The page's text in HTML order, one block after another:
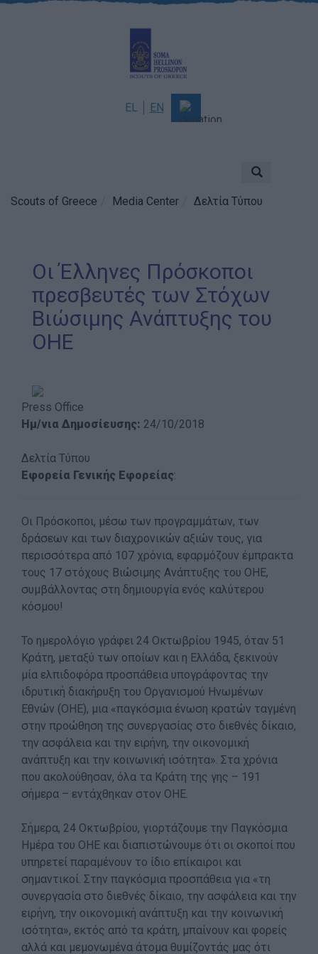
EL EN
Governance
Sponsors & Supporters
Awards & Distinctions
Our work
Scouting Program
Learning by Doing
Sustainable Development Goals
#HeForShe
How to participate
Scout Centers
Announcements
Contact
Media Center
Photo Gallery
Logos
Scouts of Greece Media Center Δελτία Τύπου
Οι Έλληνες Πρόσκοποι
πρεσβευτές των Στόχων
Βιώσιμης Ανάπτυξης του
ΟΗΕ
Press Office
Ημ/νια Δημοσίευσης: 24/10/2018
Δελτία Τύπου
Εφορεία Γενικής Εφορείας:
Οι Πρόσκοποι, μέσω των προγραμμάτων, των
δράσεων και των διαχρονικών αξιών τους, για
περισσότερα από 107 χρόνια, εφαρμόζουν έμπρακτα
τους 17 στόχους Βιώσιμης Ανάπτυξης του ΟΗΕ,
συμβάλλοντας στη δημιουργία ενός καλύτερου
κόσμου!
Το ημερολόγιο γράφει 24 Οκτωβρίου 1945, όταν 51
Κράτη, μεταξύ των οποίων και η Ελλάδα, ξεκινούν
μία ελπιδοφόρα προσπάθεια υπογράφοντας την
ιδρυτική διακήρυξη του Οργανισμού Ηνωμένων
Εθνών (ΟΗΕ), μια «παγκόσμια ένωση κρατών ταγμένη
στην προώθηση της συνεργασίας στο διεθνές δίκαιο,
την ασφάλεια και την ειρήνη, την οικονομική
ανάπτυξη και την κοινωνική ισότητα». Στα χρόνια
που ακολούθησαν, όλα τα Κράτη της γης – 191
σήμερα – εντάχθηκαν στον ΟΗΕ.
Σήμερα, 24 Οκτωβρίου, γιορτάζουμε την Παγκόσμια
Ημέρα του ΟΗΕ και διαπιστώνουμε ότι οι σκοποί που
υπηρετεί παραμένουν το ίδιο επίκαιροι και
σημαντικοί. Στην παγκόσμια προσπάθεια για «τη
συνεργασία στο διεθνές δίκαιο, την ασφάλεια και την
ειρήνη, την οικονομική ανάπτυξη και την κοινωνική
ισότητα», εκτός από τα κράτη, μπαίνουν και φορείς
αλλά και μεμονωμένα άτομα θυμίζοντάς μας ότι